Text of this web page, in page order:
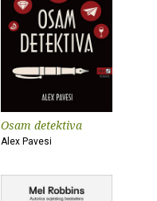
Osam detektiva
Alex Pavesi